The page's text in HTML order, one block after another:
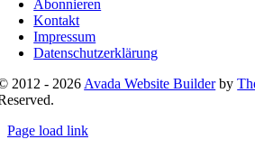
Abonnieren
Kontakt
Impressum
Datenschutzerklärung
2012 - 2026 Avada Website Builderby
Page load link